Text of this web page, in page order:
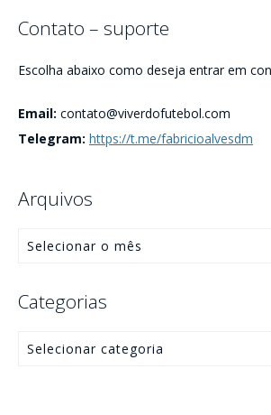
Contato – suporte
Escolha abaixo como deseja entrar em
Email: contato@viverdofutebol.com
Telegram: https://t.me/fabricioalvesdm
Arquivos
Categorias